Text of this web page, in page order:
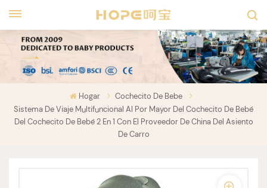
Hogar
Cochecito De Bebe
Sistema De Viaje Multifuncional Al Por Mayor Del Cochecito De Bebé
Del Cochecito De Bebé 2 En 1 Con El Proveedor De China Del Asiento
De Carro